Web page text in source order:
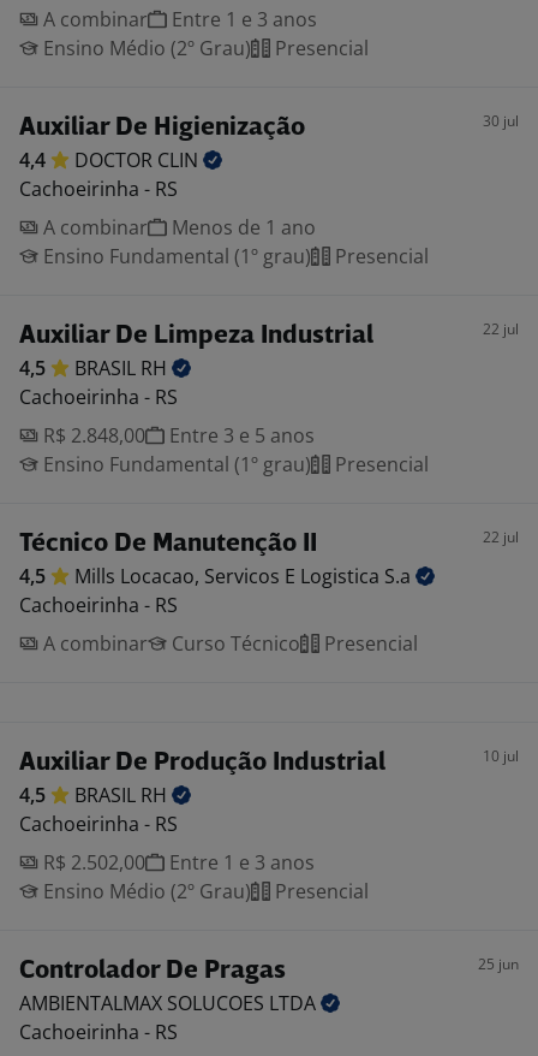
A combinar
Entre 1 e 3 anos
Ensino Médio (2º Grau)
Presencial
Auxiliar De Higienização 30 jul
4,4 DOCTOR CLIN
Cachoeirinha - RS
A combinar
Menos de 1 ano
Ensino Fundamental (1º grau)
Presencial
Auxiliar De Limpeza Industrial 22 jul
4,5 BRASIL RH
Cachoeirinha - RS
R$ 2.848,00
Entre 3 e 5 anos
Ensino Fundamental (1º grau)
Presencial
Técnico De Manutenção II 22 jul
4,5 Mills Locacao, Servicos E Logistica S.a
Cachoeirinha - RS
A combinar
Curso Técnico Presencial
Auxiliar De Produção Industrial 10 jul
4,5 BRASIL RH
Cachoeirinha - RS
R$ 2.502,00
Entre 1 e 3 anos
Ensino Médio (2º Grau)
Presencial
Controlador De Pragas 25 jun
AMBIENTALMAX SOLUCOES LTDA
Cachoeirinha - RS